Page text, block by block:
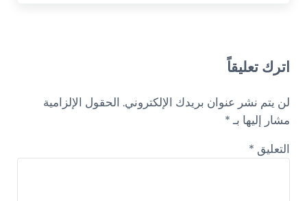
اترك تعليقاً
لن يتم نشر عنوان بريدك الإلكتروني. الحقول الإلزامية
مشار إليها بـ*
التعليق *